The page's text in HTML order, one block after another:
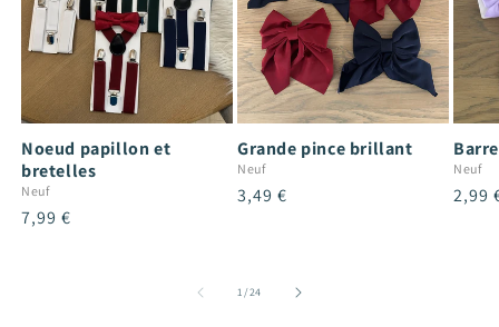
Noeud papillon et
bretelles
Neuf
Prix
7,99 €
Grande pince brillant
Neuf
Prix
3,49 €
Neuf
Prix
2,99
1/de
24